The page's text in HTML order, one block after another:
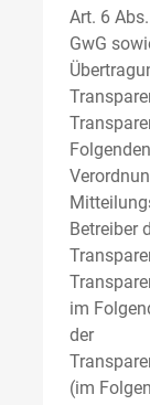
Art. 6
GwG
Betreiber
im
der
(im